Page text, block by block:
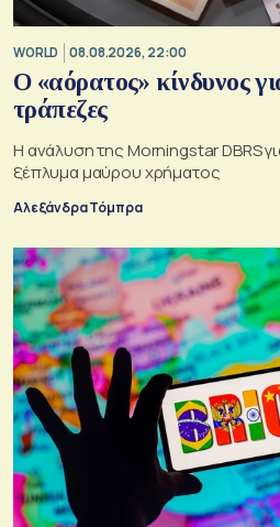
WORLD 08.08.2026, 22:00
Ο «αόρατος» κίνδυνος
τράπεζες
Η ανάλυση της Morningstar DBRS
ξέπλυμα μαύρου χρήματος
Αλεξάνδρα Τόμπρα